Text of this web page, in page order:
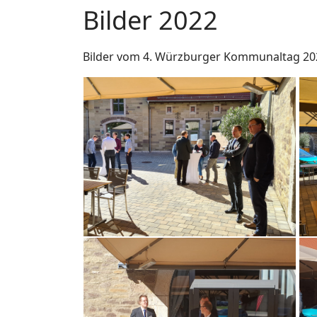
Bilder 2022
Bilder vom 4. Würzburger Kommunaltag